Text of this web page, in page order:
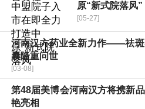
原“新式院落风”
[05-27]
河南汉方药业全新力作——祛斑
囊隆重问世
[03-08]
第48届美博会河南汉方将携新
艳亮相